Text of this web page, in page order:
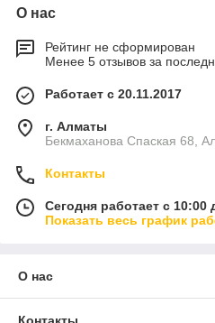
О нас
Рейтинг не сформирован
Менее 5 отзывов за
Работает с 20.11.2017
г. Алматы
Бекмаханова Спаская 68,
Контакты
Сегодня работает с 10:00
Показать весь график
О нас